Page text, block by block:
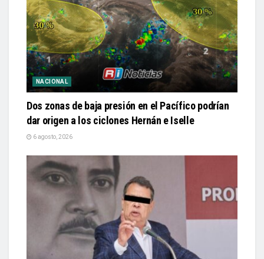
NACIONAL
Dos zonas de baja presión en el Pacífico podrían
dar origen a los ciclones Hernán e Iselle
6 agosto, 2026